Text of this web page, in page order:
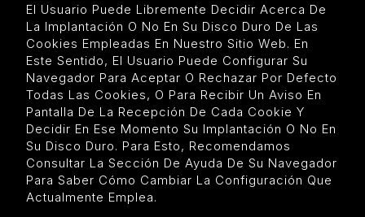
El Usuario Puede Libremente Decidir Acerca De
La Implantación O No En Su Disco Duro De Las
Cookies Empleadas En Nuestro Sitio Web. En
Este Sentido, El Usuario Puede Configurar Su
Navegador Para Aceptar O Rechazar Por Defecto
Todas Las Cookies, O Para Recibir Un Aviso En
Pantalla De La Recepción De Cada Cookie Y
Decidir En Ese Momento Su Implantación O No En
Su Disco Duro. Para Esto, Recomendamos
Consultar La Sección De Ayuda De Su Navegador
Para Saber Cómo Cambiar La Configuración Que
Actualmente Emplea.